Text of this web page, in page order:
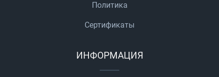
Политика
Сертификаты
ИНФОРМАЦИЯ